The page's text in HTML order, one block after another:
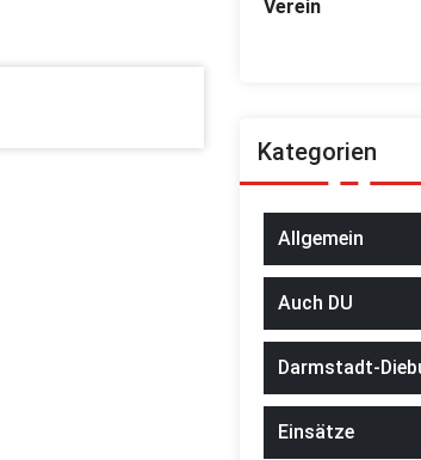
Verein
Kategorien
Allgemein
Auch DU
Darmstadt-
Einsätze